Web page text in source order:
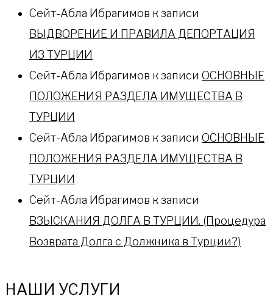
Сейт-Абла Ибрагимов к записи
ВЫДВОРЕНИЕ И ПРАВИЛА ДЕПОРТАЦИЯ
ИЗ ТУРЦИИ
Сейт-Абла Ибрагимов к записи ОСНОВНЫЕ
ПОЛОЖЕНИЯ РАЗДЕЛА ИМУЩЕСТВА В
ТУРЦИИ
Сейт-Абла Ибрагимов к записи ОСНОВНЫЕ
ПОЛОЖЕНИЯ РАЗДЕЛА ИМУЩЕСТВА В
ТУРЦИИ
Сейт-Абла Ибрагимов к записи
ВЗЫСКАНИЯ ДОЛГА В ТУРЦИИ. (Процедура
Возврата Долга с Должника в Турции?)
НАШИ УСЛУГИ